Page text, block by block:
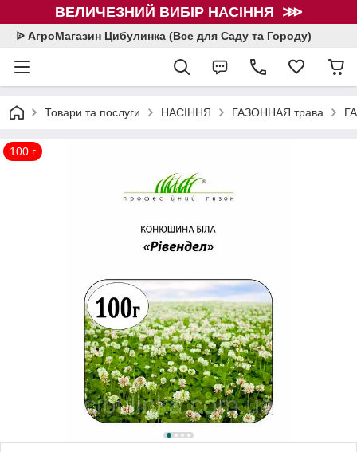
ВЕЛИЧЕЗНИЙ ВИБІР НАСІННЯ ⋙
ᐉ АгроМагазин Цибулинка (Все для Саду та Городу)
Товари та послуги НАСІННЯ ГАЗОННАЯ трава
100 г